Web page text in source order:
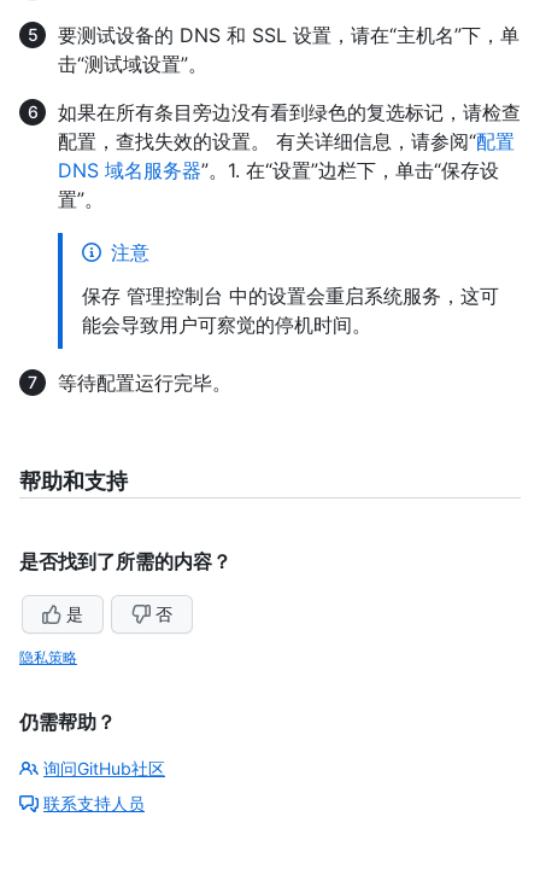
要测试设备的 DNS 和 SSL 设置，请在“主机名”下，单
击“测试域设置”。
如果在所有条目旁边没有看到绿色的复选标记，请检查
配置，查找失效的设置。 有关详细信息，请参阅“配置
DNS 域名服务器”。1. 在“设置”边栏下，单击“保存设
置”。
注意
保存 管理控制台 中的设置会重启系统服务，这可
能会导致用户可察觉的停机时间。
等待配置运行完毕。
帮助和支持
是否找到了所需的内容？
是 否
隐私策略
仍需帮助？
询问GitHub社区
联系支持人员